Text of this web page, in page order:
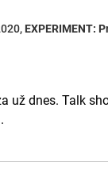
EXPERIMENT:
už dnes. Talk